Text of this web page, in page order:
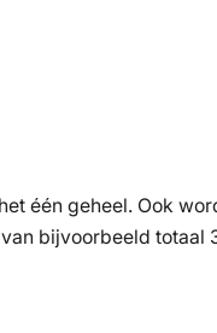
één geheel. Ook
bijvoorbeeld totaal